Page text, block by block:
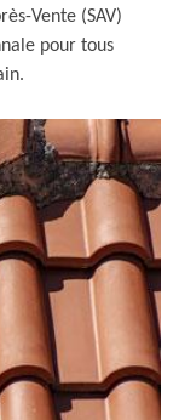
Vente (SAV)
pour tous